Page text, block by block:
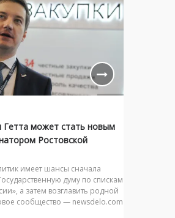
Гетта может стать новым
Ростовской
имеет шансы сначала
думу по спискам
а затем возглавить родной
сообщество — newsdelo.com